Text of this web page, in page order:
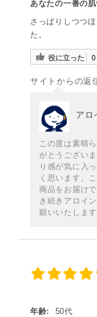
あなたの一番の
さっぱりしつつ
た。
役に立った 0
サイトからの返
アロ
この度は素晴
がとうござい
り感が気に入
く思います。
商品をお届け
き続きアロイ
願いいたします
年齢:
50代